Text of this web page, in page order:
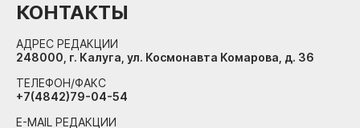
КОНТАКТЫ
АДРЕС РЕДАКЦИИ
248000, г. Калуга, ул. Космонавта Комарова, д. 36
ТЕЛЕФОН/ФАКС
+7(4842)79-04-54
E-MAIL РЕДАКЦИИ